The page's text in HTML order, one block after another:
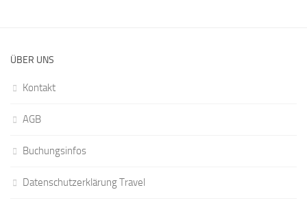
ÜBER UNS
Kontakt
AGB
Buchungsinfos
Datenschutzerklärung Travel